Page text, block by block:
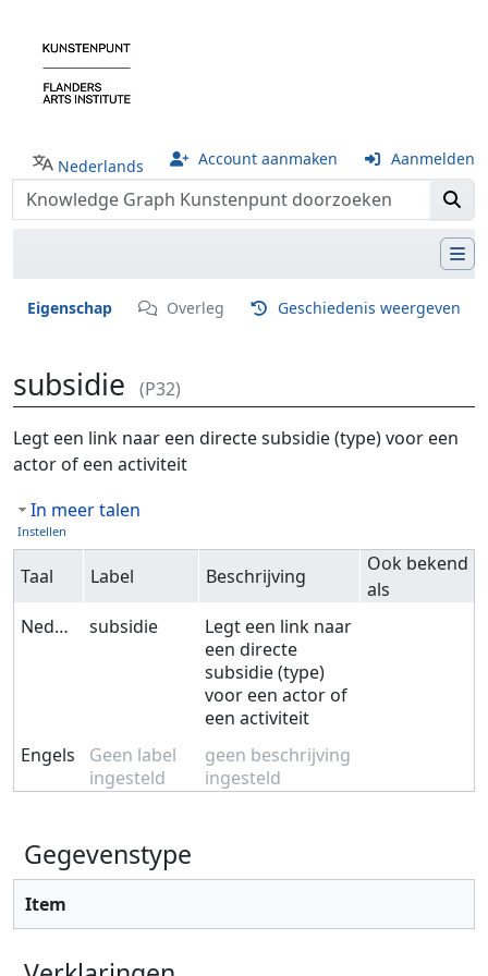
Nederlands Account aanmaken Aanmelden
Eigenschap Overleg Geschiedenis weergeven
subsidie (P32)
Ga naar:navigatie, zoeken
Legt een link naar een directe subsidie (type) voor een
actor of een activiteit
In meer talen
Instellen
Taal Label Beschrijving
Ook bekend
als
Nederlands
subsidie
Legt een link naar
een directe
subsidie (type)
voor een actor of
een activiteit
Engels
Geen label
ingesteld
geen beschrijving
ingesteld
Gegevenstype
Item